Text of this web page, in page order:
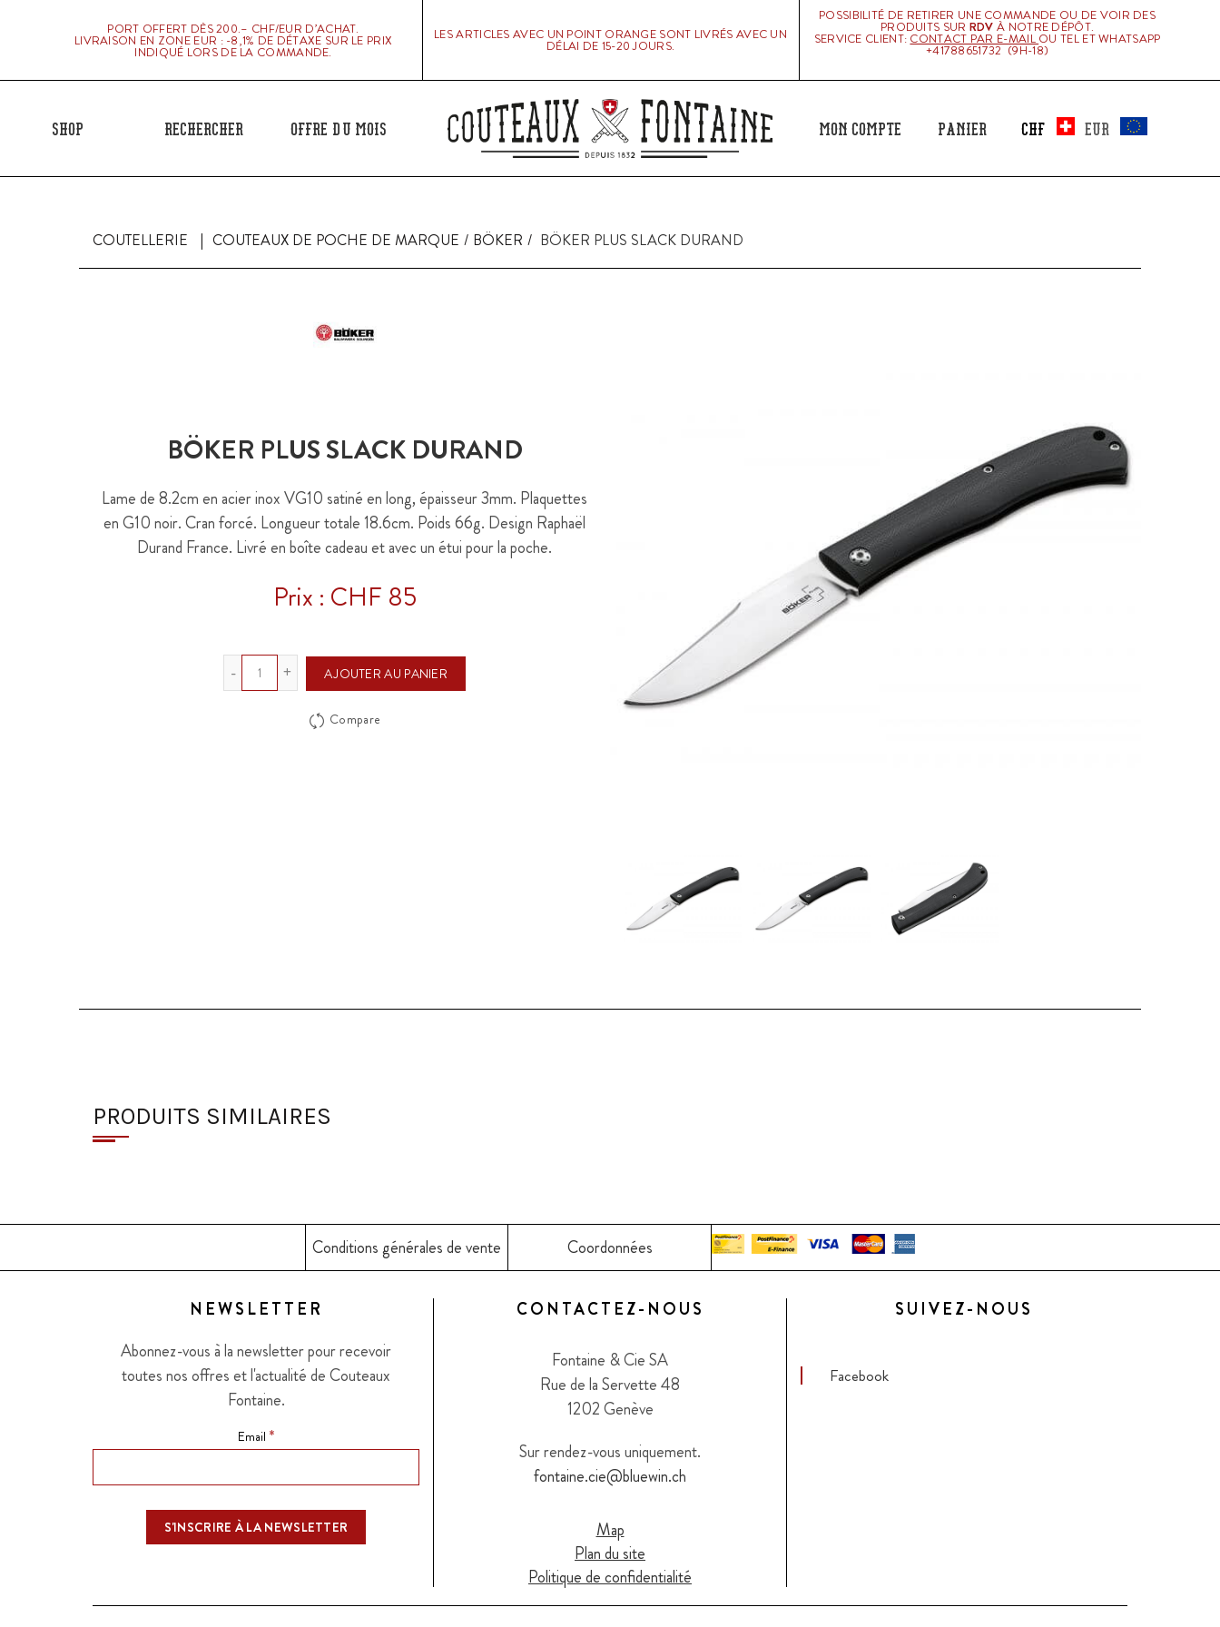
PORT OFFERT DÈS 200.– CHF/EUR D’ACHAT.
LIVRAISON EN ZONE EUR : -8,1% DE DÉTAXE SUR LE PRIX
INDIQUÉ LORS DE LA COMMANDE.
LES ARTICLES AVEC UN POINT ORANGE SONT LIVRÉS AVEC UN
DÉLAI DE 15-20 JOURS.
POSSIBILITÉ DE RETIRER UNE COMMANDE OU DE VOIR DES
PRODUITS SUR RDV À NOTRE DÉPÔT.
SERVICE CLIENT: CONTACT PAR E-MAIL OU TEL ET WHATSAPP
+41788651732 (9H-18)
Shop Rechercher Offre du mois Mon Compte Panier
COUTELLERIE COUTEAUX DE POCHE DE MARQUE BÖKER BÖKER PLUS SLACK DURAND
BÖKER PLUS SLACK DURAND
Lame de 8.2cm en acier inox VG10 satiné en long, épaisseur 3mm. Plaquettes
en G10 noir. Cran forcé. Longueur totale 18.6cm. Poids 66g. Design Raphaël
Durand France. Livré en boîte cadeau et avec un étui pour la poche.
Prix : CHF 85
Quantité
AJOUTER AU PANIER
Compare
PRODUITS SIMILAIRES
Conditions générales de vente Coordonnées
NEWSLETTER
Abonnez-vous à la newsletter pour recevoir
toutes nos offres et l'actualité de Couteaux
Fontaine.
Email *
CONTACTEZ-NOUS
Fontaine & Cie SA
Rue de la Servette 48
1202 Genève
Sur rendez-vous uniquement.
fontaine.cie@bluewin.ch
Map
Plan du site
Politique de confidentialité
SUIVEZ-NOUS
Facebook